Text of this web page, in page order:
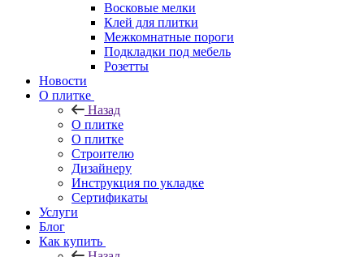
Восковые мелки
Клей для плитки
Межкомнатные пороги
Подкладки под мебель
Розетты
Новости
О плитке
Назад
О плитке
О плитке
Строителю
Дизайнеру
Инструкция по укладке
Сертификаты
Услуги
Блог
Как купить